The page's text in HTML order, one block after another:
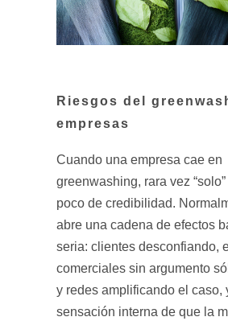
Riesgos del
empresas
Cuando una empresa cae en
greenwashing, rara vez
poco de credibilidad.
abre una cadena de efectos
seria: clientes desconfiando,
comerciales sin argumento
y redes amplificando el caso,
sensación interna de que la